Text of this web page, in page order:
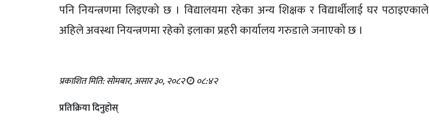
पनि नियन्त्रणमा लिइएको छ । विद्यालयमा रहेका अन्य शिक्षक र विद्यार्थीलाई घर पठाइएकाले
अहिले अवस्था नियन्त्रणमा रहेको इलाका प्रहरी कार्यालय गरुडाले जनाएको छ ।
प्रकाशित मिति: सोमबार, असार ३०, २०८२ ०८:४२
प्रतिक्रिया दिनुहोस्